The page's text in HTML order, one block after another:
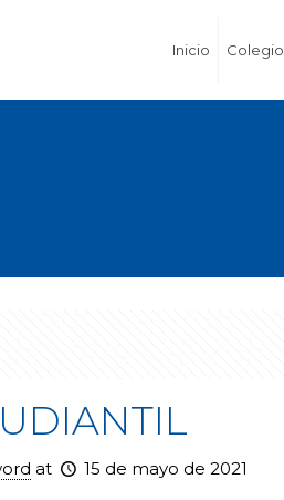
Inicio Colegio
at 15 de mayo de 2021